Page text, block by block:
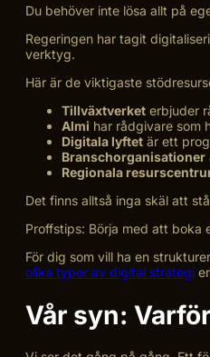
Du behöver inte lösa allt på
Regeringen har tagit
verktyg.
Här är de viktigaste
Tillväxtverket erbjuder
Almi har rådgivare som
Digitala lyftet är ett
Branschorganisationer
Regionala
Det finns alltså inga skäl att
Proffstips: Börja med att
För dig som vill ha en
olika typer av digital strategi
Vår syn: